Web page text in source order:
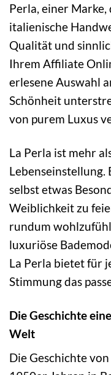
Perla, einer
italienische
Qualität und
Ihrem Affiliate
erlesene Auswahl
Schönheit
von purem Luxus
La Perla ist mehr
Lebenseinstellung.
selbst etwas
Weiblichkeit zu
rundum
luxuriöse
La Perla bietet für
Stimmung das
Die Geschichte
Welt
Die Geschichte